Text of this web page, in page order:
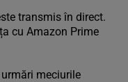
transmis în direct.
cu Amazon Prime
meciurile